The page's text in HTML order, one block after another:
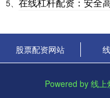
5、
股票配资网站
Powered by 线上